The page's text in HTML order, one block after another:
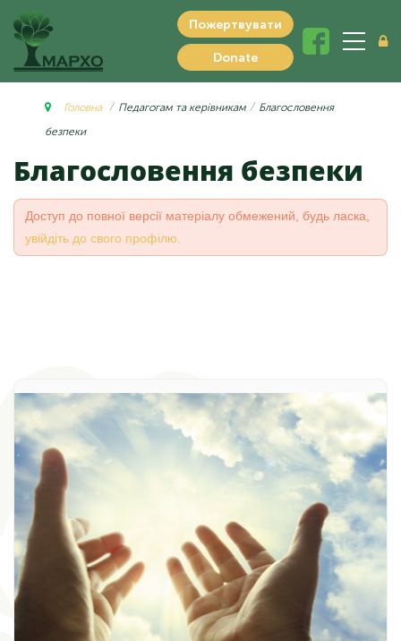
Пожертвувати
Donate
Головна Педагогам та керівникам
Благословення
безпеки
Благословення безпеки
Доступ до повної версії матеріалу обмежений, будь ласка,
увійдіть до свого профілю.